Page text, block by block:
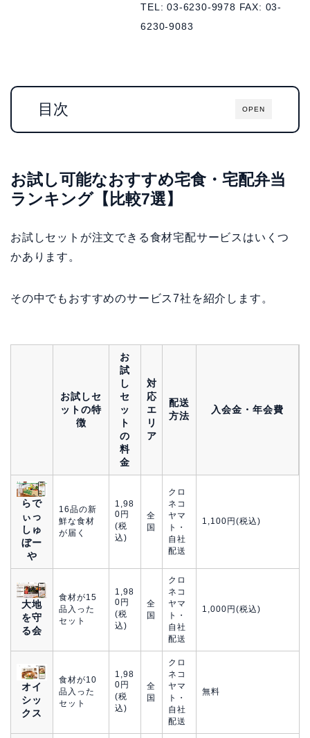
TEL: 03-6230-9978 FAX: 03-
6230-9083
OPEN
目次
お試し可能なおすすめ宅食・宅配弁当
ランキング【比較7選】
お試しセットが注文できる食材宅配サービスはいくつ
かあります。
その中でもおすすめのサービス7社を紹介します。
お試しセ
ットの特
徴
お
試
し
セ
ッ
ト
の
料
金
対
応
エ
リ
ア
配送
方法
入会金・年会費
らで
ぃっ
しゅ
ぼー
や
16品の新
鮮な食材
が届く
1,98
0円
(税
込)
全
国
クロ
ネコ
ヤマ
ト・
自社
配送
1,100円(税込)
大地
を守
る会
食材が15
品入った
セット
1,98
0円
(税
込)
全
国
クロ
ネコ
ヤマ
ト・
自社
配送
1,000円(税込)
オイ
シッ
クス
食材が10
品入った
セット
1,98
0円
(税
込)
全
国
クロ
ネコ
ヤマ
ト・
自社
配送
無料